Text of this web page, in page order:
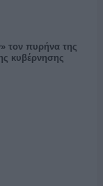
τον πυρήνα της
κυβέρνησης